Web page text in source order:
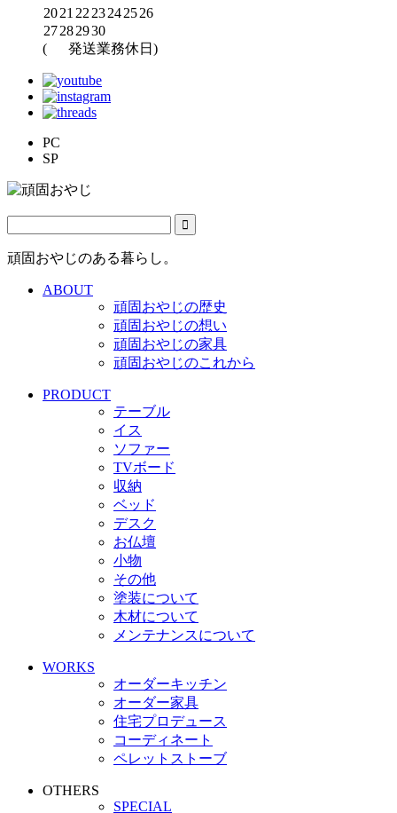
2021 22 23242526
27282930
(
発送業務休日)
PC
SP
頑固おやじのある暮らし。
ABOUT
頑固おやじの歴史
頑固おやじの想い
頑固おやじの家具
頑固おやじのこれから
PRODUCT
テーブル
イス
ソファー
TVボード
収納
ベッド
デスク
お仏壇
小物
その他
塗装について
木材について
メンテナンスについて
WORKS
オーダーキッチン
オーダー家具
住宅プロデュース
コーディネート
ペレットストーブ
OTHERS
SPECIAL